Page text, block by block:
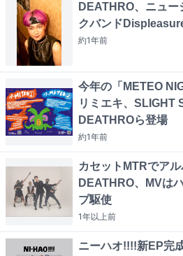
DEATHRO、ニュ
クバンド
約1年前
今年の「METEO
リミエキ、SLIGHT
DEATHROら登場
約1年前
カセットMTRでア
DEATHRO、MVは
プ駆使
1年以上前
ニーハオ!!!!新EP完